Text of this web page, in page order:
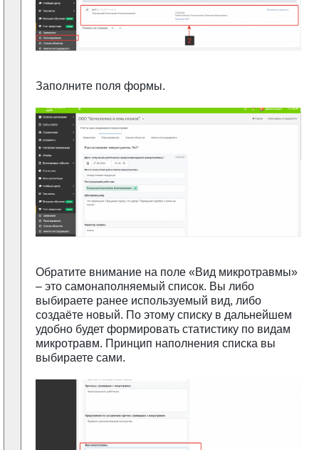
Заполните поля формы.
Обратите внимание на поле «Вид микротравмы»
– это самонаполняемый список. Вы либо
выбираете ранее используемый вид, либо
создаёте новый. По этому списку в дальнейшем
удобно будет формировать статистику по видам
микротравм. Принцип наполнения списка вы
выбираете сами.